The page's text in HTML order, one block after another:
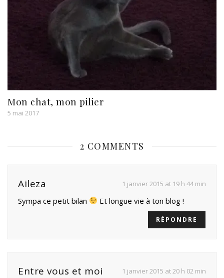
Mon chat, mon pilier
5 mai 2017
2 COMMENTS
Aileza 1 janvier 2015 at 19 h 44 min
Sympa ce petit bilan Et longue vie à ton blog !
RÉPONDRE
Entre vous et moi 1 janvier 2015 at 20 h 02 min